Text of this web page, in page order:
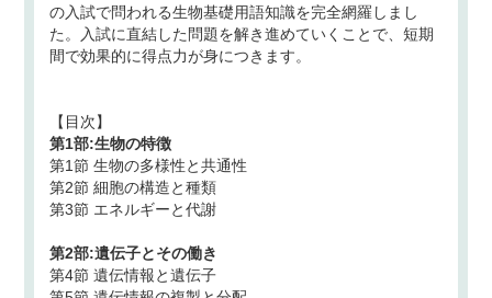
の入試で問われる生物基礎用語知識を完全網羅しまし
た。入試に直結した問題を解き進めていくことで、短期
間で効果的に得点力が身につきます。
【目次】
第1部:生物の特徴
第1節 生物の多様性と共通性
第2節 細胞の構造と種類
第3節 エネルギーと代謝
第2部:遺伝子とその働き
第4節 遺伝情報と遺伝子